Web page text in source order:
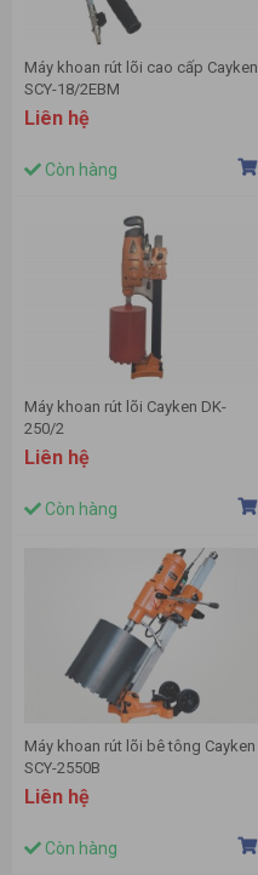
Máy khoan rút lõi cao cấp Cayken
SCY-18/2EBM
Liên hệ
Còn hàng
Máy khoan rút lõi Cayken DK-
250/2
Liên hệ
Còn hàng
Máy khoan rút lõi bê tông Cayken
SCY-2550B
Liên hệ
Còn hàng